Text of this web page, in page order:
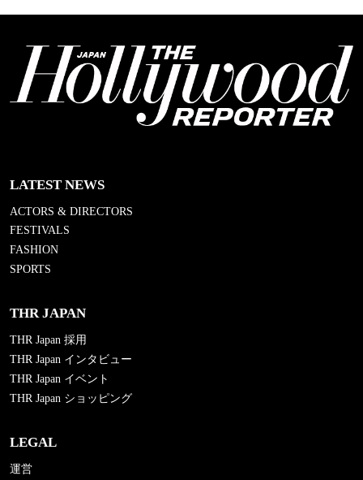
LATEST NEWS
ACTORS & DIRECTORS
FESTIVALS
FASHION
SPORTS
THR JAPAN
THR Japan 採用
THR Japan インタビュー
THR Japan イベント
THR Japan ショッピング
LEGAL
運営